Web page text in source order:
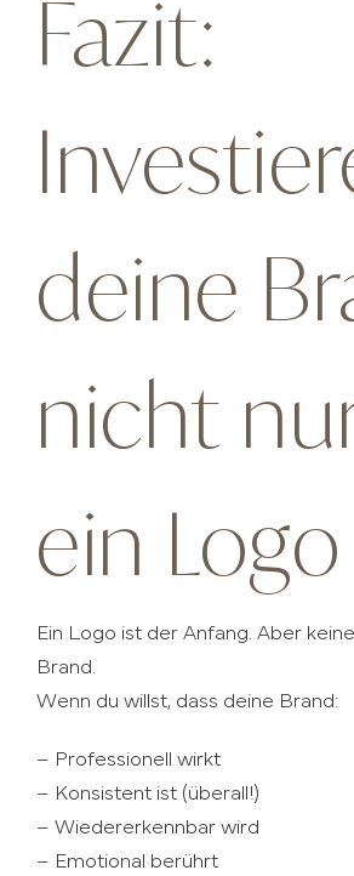
Fazit:
deine
nicht
ein Logo
Ein Logo ist der Anfang. Aber
Brand.
Wenn du willst, dass deine Brand:
– Professionell wirkt
– Konsistent ist (überall!)
– Wiedererkennbar wird
– Emotional berührt